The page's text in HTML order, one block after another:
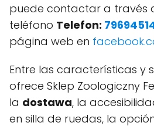
puede contactar a través
teléfono Telefon:
página web en
Entre las características y
ofrece Sklep Zoologiczny
la dostawa, la
en silla de ruedas, la